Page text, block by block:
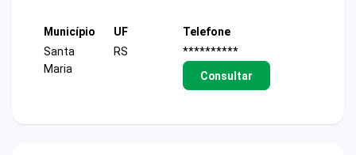
Município
Santa
Maria
UF
RS
Telefone
**********
Consultar